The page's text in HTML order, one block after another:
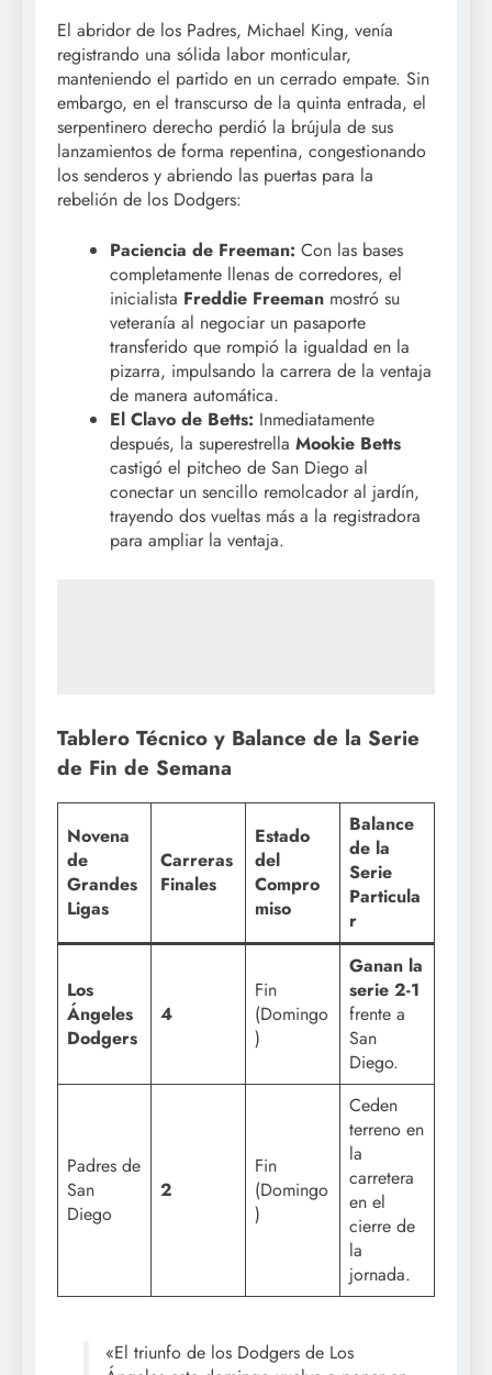
El abridor de los Padres, Michael King, venía
registrando una sólida labor monticular,
manteniendo el partido en un cerrado empate. Sin
embargo, en el transcurso de la quinta entrada, el
serpentinero derecho perdió la brújula de sus
lanzamientos de forma repentina, congestionando
los senderos y abriendo las puertas para la
rebelión de los Dodgers:
Paciencia de Freeman: Con las bases
completamente llenas de corredores, el
inicialista Freddie Freeman mostró su
veteranía al negociar un pasaporte
transferido que rompió la igualdad en la
pizarra, impulsando la carrera de la ventaja
de manera automática.
El Clavo de Betts: Inmediatamente
después, la superestrella Mookie Betts
castigó el pitcheo de San Diego al
conectar un sencillo remolcador al jardín,
trayendo dos vueltas más a la registradora
para ampliar la ventaja.
Tablero Técnico y Balance de la Serie
de Fin de Semana
Novena
de
Grandes
Ligas
Carreras
Finales
Estado
del
Compro
miso
Balance
de la
Serie
Particula
r
Los
Ángeles
Dodgers
4
Fin
(Domingo
)
Ganan la
serie 2-1
frente a
San
Diego.
Padres de
San
Diego
2
Fin
(Domingo
)
Ceden
terreno en
la
carretera
en el
cierre de
la
jornada.
«El triunfo de los Dodgers de Los